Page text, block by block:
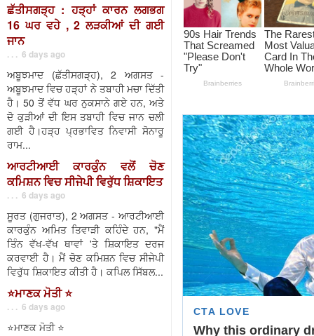
ਛੱਤੀਸਗੜ੍ਹ : ਹੜ੍ਹਾਂ ਕਾਰਨ ਲਗਭਗ
16 ਘਰ ਵਹੇ , 2 ਲੜਕੀਆਂ ਦੀ ਗਈ
ਜਾਨ
. . . 6 days ago
ਅਬੂਝਮਾਦ (ਛੱਤੀਸਗੜ੍ਹ), 2 ਅਗਸਤ -
ਅਬੂਝਮਾਦ ਵਿਚ ਹੜ੍ਹਾਂ ਨੇ ਤਬਾਹੀ ਮਚਾ ਦਿੱਤੀ
ਹੈ। 50 ਤੋਂ ਵੱਧ ਘਰ ਨੁਕਸਾਨੇ ਗਏ ਹਨ, ਅਤੇ
ਦੋ ਕੁੜੀਆਂ ਦੀ ਇਸ ਤਬਾਹੀ ਵਿਚ ਜਾਨ ਚਲੀ
ਗਈ ਹੈ।ਹੜ੍ਹ ਪ੍ਰਭਾਵਿਤ ਨਿਵਾਸੀ ਸੋਨਾਰੂ
ਰਾਮ...
ਆਰਟੀਆਈ ਕਾਰਕੁੰਨ ਵਲੋਂ ਚੋਣ
ਕਮਿਸ਼ਨ ਵਿਚ ਸੀਜੇਪੀ ਵਿਰੁੱਧ ਸ਼ਿਕਾਇਤ
. . . 6 days ago
ਸੂਰਤ (ਗੁਜਰਾਤ), 2 ਅਗਸਤ - ਆਰਟੀਆਈ
ਕਾਰਕੁੰਨ ਅਮਿਤ ਤਿਵਾੜੀ ਕਹਿੰਦੇ ਹਨ, "ਮੈਂ
ਤਿੰਨ ਵੱਖ-ਵੱਖ ਥਾਵਾਂ 'ਤੇ ਸ਼ਿਕਾਇਤ ਦਰਜ
ਕਰਵਾਈ ਹੈ। ਮੈਂ ਚੋਣ ਕਮਿਸ਼ਨ ਵਿਚ ਸੀਜੇਪੀ
ਵਿਰੁੱਧ ਸ਼ਿਕਾਇਤ ਕੀਤੀ ਹੈ। ਕਪਿਲ ਸਿੱਬਲ...
⭐️ਮਾਣਕ ਮੋਤੀ ⭐️
. . . 6 days ago
⭐️ਮਾਣਕ ਮੋਤੀ ⭐️